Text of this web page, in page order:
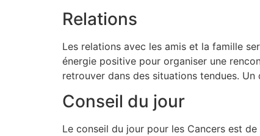
Relations
Les relations avec les amis et la famille
énergie positive pour organiser une
retrouver dans des situations tendues.
Conseil du jour
Le conseil du jour pour les Cancers est